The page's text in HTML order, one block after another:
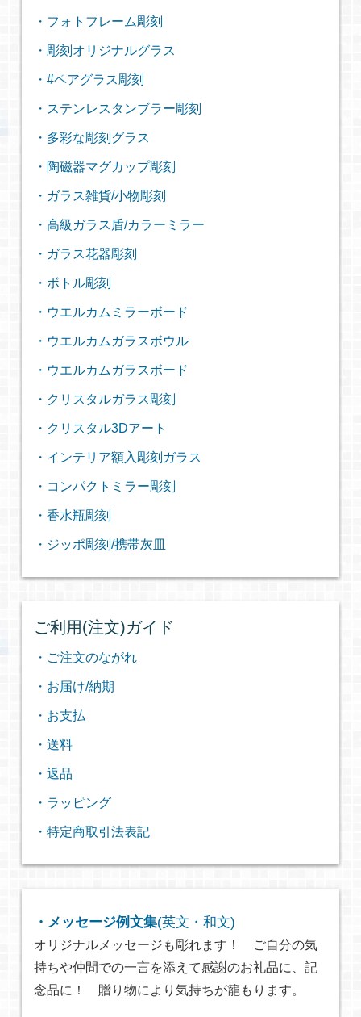
・フォトフレーム彫刻
・彫刻オリジナルグラス
・#ペアグラス彫刻
・ステンレスタンブラー彫刻
・多彩な彫刻グラス
・陶磁器マグカップ彫刻
・ガラス雑貨/小物彫刻
・高級ガラス盾/カラーミラー
・ガラス花器彫刻
・ボトル彫刻
・ウエルカムミラーボード
・ウエルカムガラスボウル
・ウエルカムガラスボード
・クリスタルガラス彫刻
・クリスタル3Dアート
・インテリア額入彫刻ガラス
・コンパクトミラー彫刻
・香水瓶彫刻
・ジッポ彫刻/携帯灰皿
ご利用(注文)ガイド
・ご注文のながれ
・お届け/納期
・お支払
・送料
・返品
・ラッピング
・特定商取引法表記
・メッセージ例文集(英文・和文)
オリジナルメッセージも彫れます！ ご自分の気
持ちや仲間での一言を添えて感謝のお礼品に、記
念品に！ 贈り物により気持ちが籠もります。